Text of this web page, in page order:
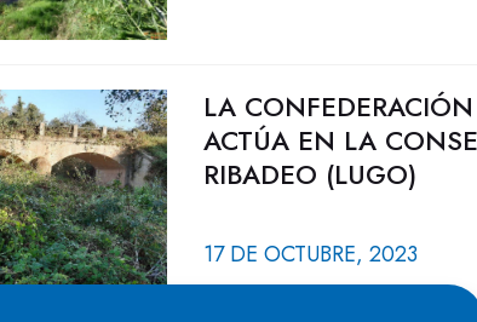
LA
ACTÚA EN LA
RIBADEO (LUGO)
17 DE OCTUBRE, 2023